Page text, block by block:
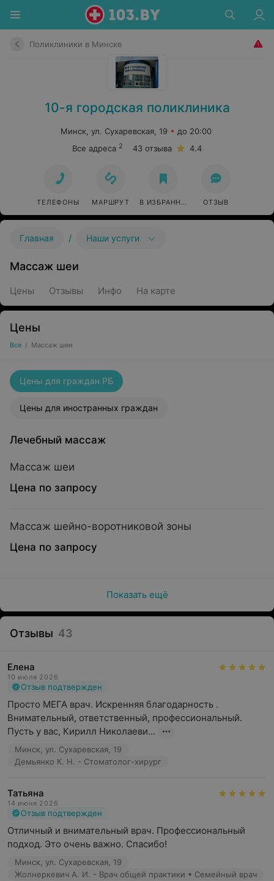
Поликлиники в Минске
10-я городская поликлиника
Минск, ул. Сухаревская, 19
до 20:00
Все адреса 2 43 отзыва 4.4
ТЕЛЕФОНЫ МАРШРУТ В ИЗБРАННОЕ ОТЗЫВ
Главная / Наши услуги
Массаж шеи
Цены Отзывы Инфо На карте
Цены
Все / Массаж шеи
Цены для граждан РБ
Цены для иностранных граждан
Лечебный массаж
Массаж шеи
Цена по запросу
Массаж шейно-воротниковой зоны
Цена по запросу
Показать ещё
Отзывы 43
Елена
10 июля 2026
Отзыв подтвержден
Просто МЕГА врач. Искренняя благодарность .
Внимательный, ответственный, профессиональный.
Пусть у вас, Кирилл Николаеви...
Минск, ул. Сухаревская, 19
Демьянко К. Н. - Стоматолог-хирург
Татьяна
14 июня 2026
Отзыв подтвержден
Отличный и внимательный врач. Профессиональный
подход. Это очень важно. Спасибо!
Минск, ул. Сухаревская, 19
Жолнеркевич А. И. - Врач общей практики • Семейный врач